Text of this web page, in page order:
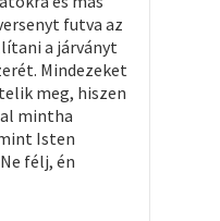
futva az
a járványt
Mindezeket
meg, hiszen
mintha
Isten
félj, én